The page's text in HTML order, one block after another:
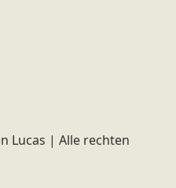
Lucas | Alle rechten